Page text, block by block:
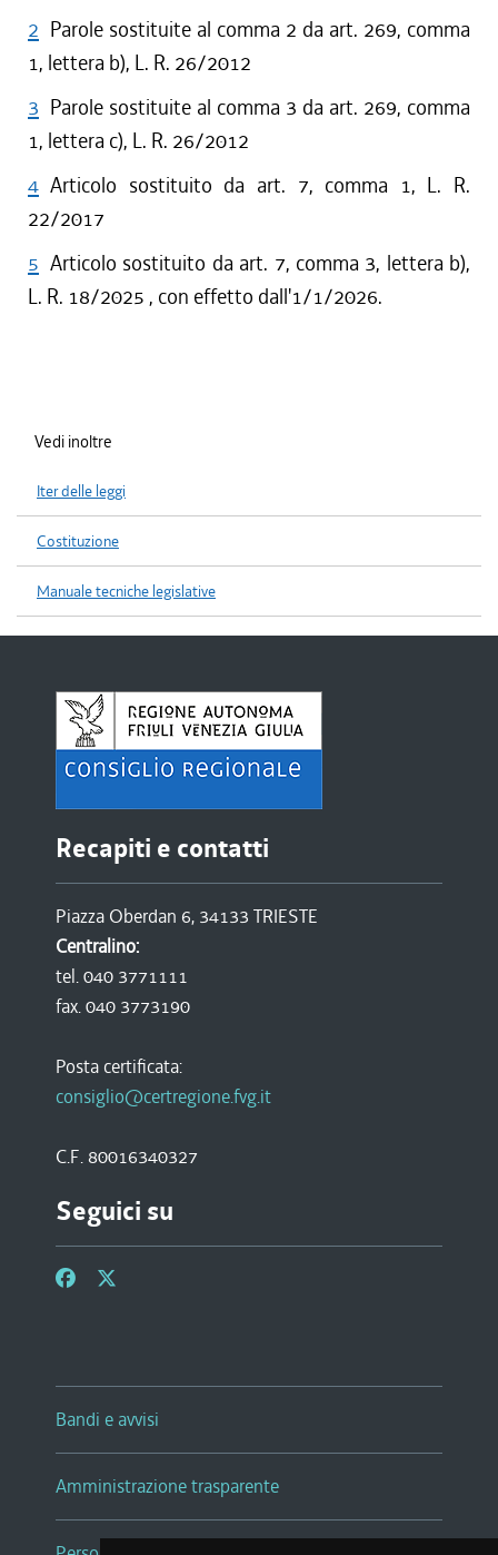
2 Parole sostituite al comma 2 da art. 269, comma
1, lettera b), L. R. 26/2012
3 Parole sostituite al comma 3 da art. 269, comma
1, lettera c), L. R. 26/2012
4 Articolo sostituito da art. 7, comma 1, L. R.
22/2017
5 Articolo sostituito da art. 7, comma 3, lettera b),
L. R. 18/2025 , con effetto dall'1/1/2026.
Vedi inoltre
Iter delle leggi
Costituzione
Manuale tecniche legislative
Recapiti e contatti
Piazza Oberdan 6, 34133 TRIESTE
Centralino:
tel. 040 3771111
fax. 040 3773190
Posta certificata:
consiglio@certregione.fvg.it
C.F. 80016340327
Seguici su
Bandi e avvisi
Amministrazione trasparente